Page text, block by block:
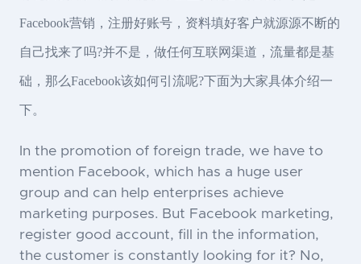
Facebook营销，注册好账号，资料填好客户就源源不断的
自己找来了吗?并不是，做任何互联网渠道，流量都是基
础，那么Facebook该如何引流呢?下面为大家具体介绍一
下。
In the promotion of foreign trade, we have to
mention Facebook, which has a huge user
group and can help enterprises achieve
marketing purposes. But Facebook marketing,
register good account, fill in the information,
the customer is constantly looking for it? No,